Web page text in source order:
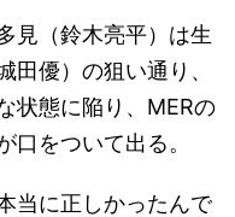
見（鈴木亮平）は生
田優）の狙い通り、
状態に陥り、MERの
口をついて出る。
当に正しかったんで